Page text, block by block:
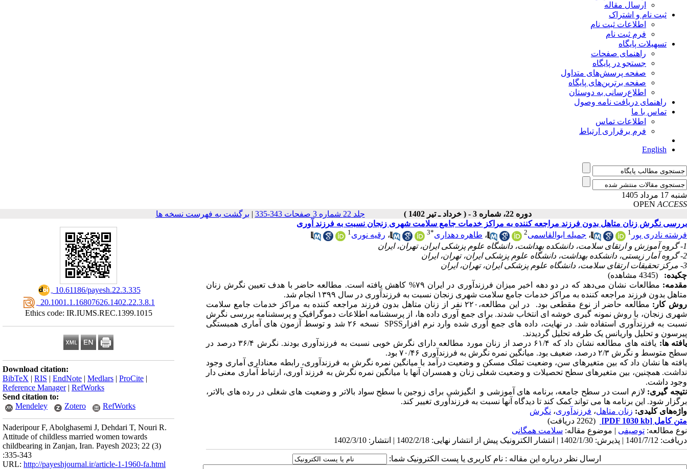
ارسال مقاله
ثبت نام و اشتراک
اطلاعات ثبت نام
فرم ثبت نام
تسهیلات پایگاه
راهنمای صفحات
جستجو در پایگاه
صفحه پرسش‌های متداول
صفحه برترین‌های پایگاه
اطلاع‌رسانی به دوستان
راهنمای دریافت نامه وصول
تماس با ما
اطلاعات تماس
فرم برقراری ارتباط
English
شنبه 17 مرداد 1405
OPEN ACCESS
دوره 22، شماره 3 - ( خرداد ـ تیر 1402 )
جلد 22 شماره 3 صفحات 343-335 | برگشت به فهرست نسخه ها
‎ 10.61186/payesh.22.3.335
‎ 20.1001.1.16807626.1402.22.3.8.1
Ethics code: IR.IUMS.REC.1399.1015
Download citation:
BibTeX | RIS | EndNote | Medlars | ProCite |
Reference Manager| RefWorks
Send citation to:
Mendeley
Zotero RefWorks
Naderipour F, Abolghasemi J, Dehdari T, Nouri R.
Attitude of childless married women towards
childbearing in Zanjan, Iran. Payesh 2023; 22 (3)
:335-343
URL: http://payeshjournal.ir/article-1-1960-fa.html
بررسی نگرش زنان متاهل بدون فرزند مراجعه کننده به مراکز خدمات جامع سلامت شهری زنجان نسبت به فرزند آوری
فرشته نادری پور 1 ، جمیله ابوالقاسمی2 ، طاهره دهداری*
3 ، رقیه نوری1
1- گروه آموزش و ارتقای سلامت، دانشکده بهداشت، دانشگاه علوم پزشکی ایران، تهران، ایران
2- گروه آمار زیستی، دانشکده بهداشت، دانشگاه علوم پزشکی ایران، تهران، ایران
3- مرکز تحقیقات ارتقای سلامت، دانشگاه علوم پزشکی ایران، تهران، ایران
چکیده:
(4345 مشاهده)
مقدمه:
مطالعات نشان می‌دهد که در دو دهه اخیر میزان فرزندآوری در ایران ۷۹% کاهش یافته است. مطالعه حاضر با هدف تعیین نگرش زنان
متاهل بدون فرزند مراجعه کننده به مراکز خدمات جامع سلامت شهری زنجان نسبت به فرزندآوری در سال ۱۳۹۹ انجام شد.
روش کار:
مطالعه حاضر از نوع مقطعی بود. در این مطالعه،۲۲۰ نفر از زنان متاهل بدون فرزند مراجعه کننده به مراکز خدمات جامع سلامت
شهری زنجان، با روش نمونه گیری خوشه ای انتخاب شدند. برای جمع آوری داده ها، از پرسشنامه اطلاعات دموگرافیک و پرسشنامه بررسی نگرش
نسبت به فرزندآوری استفاده شد. در نهایت، داده های جمع آوری شده وارد نرم افزارSPSS نسخه ۲۶ شد و توسط آزمون های آماری همبستگی
پیرسون و تحلیل واریانس یک طرفه تحلیل گردیدند.
یافته­ ها:
یافته های مطالعه نشان داد که ۶۱/۴ درصد از زنان مورد مطالعه دارای نگرش خوبی نسبت به فرزندآوری بودند. نگرش ۳۶/۴ درصد در
سطح متوسط و نگرش ۲/۳ درصد، ضعیف بود. میانگین نمره نگرش به فرزندآوری ۷۰/۴۶ بود.
یافته ها نشان داد که بین متغیرهای سن، وضعیت تملک مسکن و وضعیت درآمد با میانگین نمره نگرش به فرزندآوری، رابطه معناداری آماری وجود
نداشت. همچنین، بین متغیرهای سطح تحصیلات و وضعیت شغلی زنان و همسران آنها با میانگین نمره نگرش به فرزند آوری، ارتباط آماری معنی دار
وجود داشت.
نتیجه ­گیری: لازم است در سطح جامعه، برنامه های آموزشی و انگیزشی برای زوجین با سطح سواد بالاتر و وضعیت های شغلی در رده های بالاتر،
برگزار شود. این برنامه ها می تواند کمک کند تا دیدگاه آنها نسبت به فرزندآوری تغییر کند.
واژه‌های کلیدی: زنان متاهل، فرزندآوری، نگرش
متن کامل [PDF 1030 kb]
(2262 دریافت)
نوع مطالعه: توصیفی | موضوع مقاله: سلامت همگانی
دریافت: 1401/7/12 | پذیرش: 1402/1/30 | انتشار الکترونیک پیش از انتشار نهایی: 1402/2/18 | انتشار: 1402/3/10
ارسال نظر درباره این مقاله : نام کاربری یا پست الکترونیک شما: